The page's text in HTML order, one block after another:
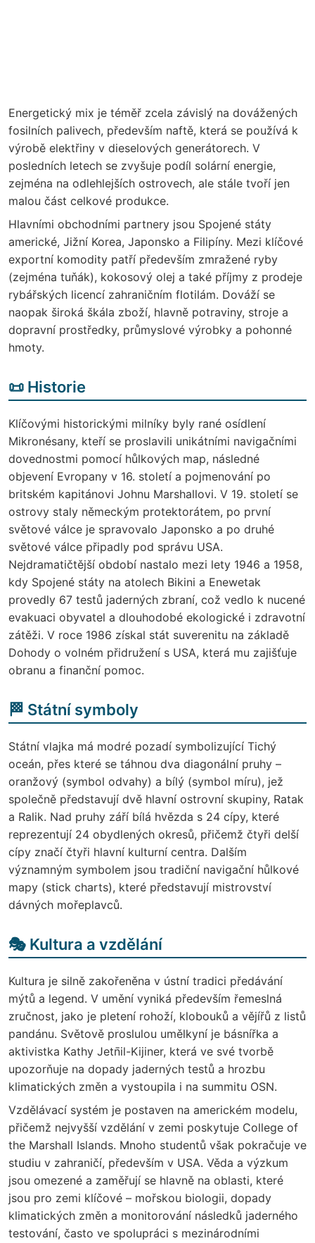
Energetický mix je téměř zcela závislý na dovážených
fosilních palivech, především naftě, která se používá k
výrobě elektřiny v dieselových generátorech. V
posledních letech se zvyšuje podíl solární energie,
zejména na odlehlejších ostrovech, ale stále tvoří jen
malou část celkové produkce.
Hlavními obchodními partnery jsou Spojené státy
americké, Jižní Korea, Japonsko a Filipíny. Mezi klíčové
exportní komodity patří především zmražené ryby
(zejména tuňák), kokosový olej a také příjmy z prodeje
rybářských licencí zahraničním flotilám. Dováží se
naopak široká škála zboží, hlavně potraviny, stroje a
dopravní prostředky, průmyslové výrobky a pohonné
hmoty.
📜 Historie
Klíčovými historickými milníky byly rané osídlení
Mikronésany, kteří se proslavili unikátními navigačními
dovednostmi pomocí hůlkových map, následné
objevení Evropany v 16. století a pojmenování po
britském kapitánovi Johnu Marshallovi. V 19. století se
ostrovy staly německým protektorátem, po první
světové válce je spravovalo Japonsko a po druhé
světové válce připadly pod správu USA.
Nejdramatičtější období nastalo mezi lety 1946 a 1958,
kdy Spojené státy na atolech Bikini a Enewetak
provedly 67 testů jaderných zbraní, což vedlo k nucené
evakuaci obyvatel a dlouhodobé ekologické i zdravotní
zátěži. V roce 1986 získal stát suverenitu na základě
Dohody o volném přidružení s USA, která mu zajišťuje
obranu a finanční pomoc.
🏁 Státní symboly
Státní vlajka má modré pozadí symbolizující Tichý
oceán, přes které se táhnou dva diagonální pruhy –
oranžový (symbol odvahy) a bílý (symbol míru), jež
společně představují dvě hlavní ostrovní skupiny, Ratak
a Ralik. Nad pruhy září bílá hvězda s 24 cípy, které
reprezentují 24 obydlených okresů, přičemž čtyři delší
cípy značí čtyři hlavní kulturní centra. Dalším
významným symbolem jsou tradiční navigační hůlkové
mapy (stick charts), které představují mistrovství
dávných mořeplavců.
🎭 Kultura a vzdělání
Kultura je silně zakořeněna v ústní tradici předávání
mýtů a legend. V umění vyniká především řemeslná
zručnost, jako je pletení rohoží, klobouků a vějířů z listů
pandánu. Světově proslulou umělkyní je básnířka a
aktivistka Kathy Jetn̄il-Kijiner, která ve své tvorbě
upozorňuje na dopady jaderných testů a hrozbu
klimatických změn a vystoupila i na summitu OSN.
Vzdělávací systém je postaven na americkém modelu,
přičemž nejvyšší vzdělání v zemi poskytuje College of
the Marshall Islands. Mnoho studentů však pokračuje ve
studiu v zahraničí, především v USA. Věda a výzkum
jsou omezené a zaměřují se hlavně na oblasti, které
jsou pro zemi klíčové – mořskou biologii, dopady
klimatických změn a monitorování následků jaderného
testování, často ve spolupráci s mezinárodními